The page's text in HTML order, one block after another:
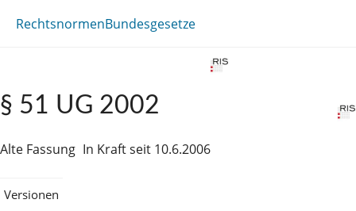
RechtsnormenBundesgesetze
§ 51 UG 2002
Alte Fassung In Kraft seit 10.6.2006
Versionen